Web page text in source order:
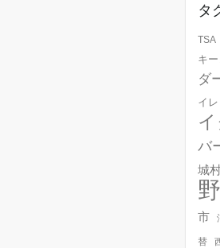
タ
TSA
キ
ダ
イレ
バ
城
市
替